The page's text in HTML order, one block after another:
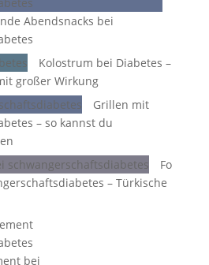
Abendsnacks bei
Kolostrum bei Diabetes –
großer Wirkung
Grillen mit
– so kannst du
Fo
– Türkische
bei